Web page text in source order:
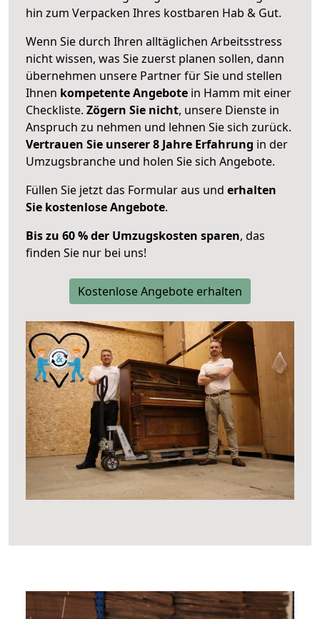
hin zum Verpacken Ihres kostbaren Hab & Gut.
Wenn Sie durch Ihren alltäglichen Arbeitsstress
nicht wissen, was Sie zuerst planen sollen, dann
übernehmen unsere Partner für Sie und stellen
Ihnen kompetente Angebote in Hamm mit einer
Checkliste. Zögern Sie nicht, unsere Dienste in
Anspruch zu nehmen und lehnen Sie sich zurück.
Vertrauen Sie unserer 8 Jahre Erfahrung in der
Umzugsbranche und holen Sie sich Angebote.
Füllen Sie jetzt das Formular aus und erhalten
Sie kostenlose Angebote.
Bis zu 60 % der Umzugskosten sparen, das
finden Sie nur bei uns!
Kostenlose Angebote erhalten